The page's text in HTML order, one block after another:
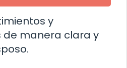
y
de manera clara y